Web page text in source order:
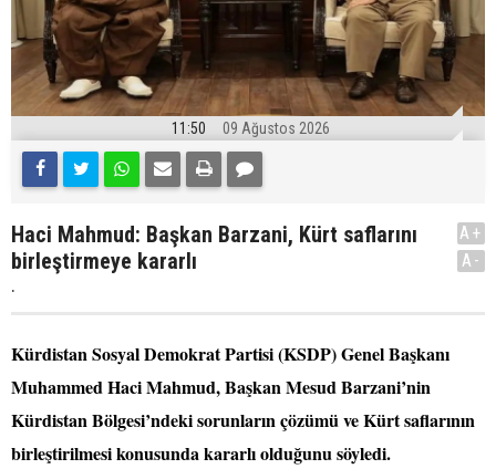
11:50 09 Ağustos 2026
Haci Mahmud: Başkan Barzani, Kürt saflarını
birleştirmeye kararlı
.
A+
A-
Kürdistan Sosyal Demokrat Partisi (KSDP) Genel Başkanı
Muhammed Haci Mahmud, Başkan Mesud Barzani’nin
Kürdistan Bölgesi’ndeki sorunların çözümü ve Kürt saflarının
birleştirilmesi konusunda kararlı olduğunu söyledi.